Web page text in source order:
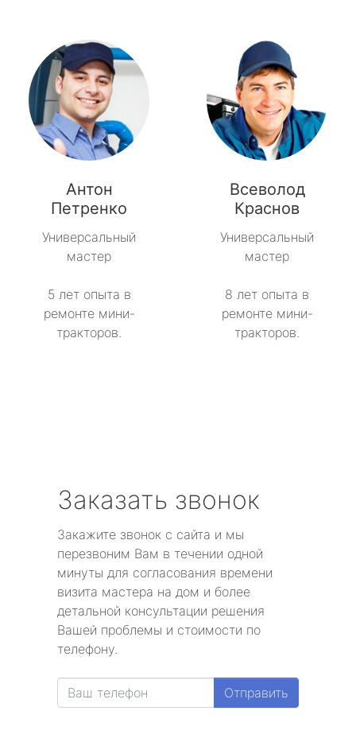
Антон
Петренко
Универсальный
мастер
5 лет опыта в
ремонте мини-
тракторов.
Всеволод
Краснов
Универсальный
мастер
8 лет опыта в
ремонте мини-
тракторов.
Заказать звонок
Закажите звонок с сайта и мы
перезвоним Вам в течении одной
минуты для согласования времени
визита мастера на дом и более
детальной консультации решения
Вашей проблемы и стоимости по
телефону.
Отправить